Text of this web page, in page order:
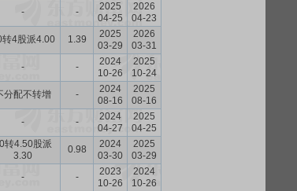
- -
2025
04-25
2026
04-23
转4股派4.00 1.39
2025
03-29
2026
03-31
- -
2024
10-26
2025
10-24
分配不转增 -
2024
08-16
2025
08-16
- -
2024
04-27
2025
04-25
转4.50股派
3.30
0.98
2024
03-30
2025
03-29
- -
2023
10-26
2024
10-26